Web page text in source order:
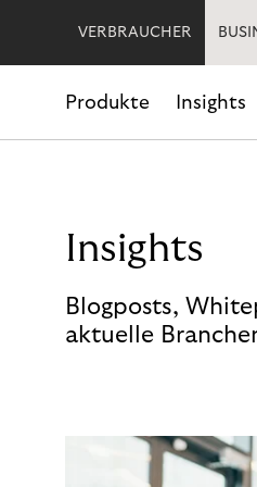
VERBRAUCHER
Produkte Insights
Insights
Blogposts,
aktuelle